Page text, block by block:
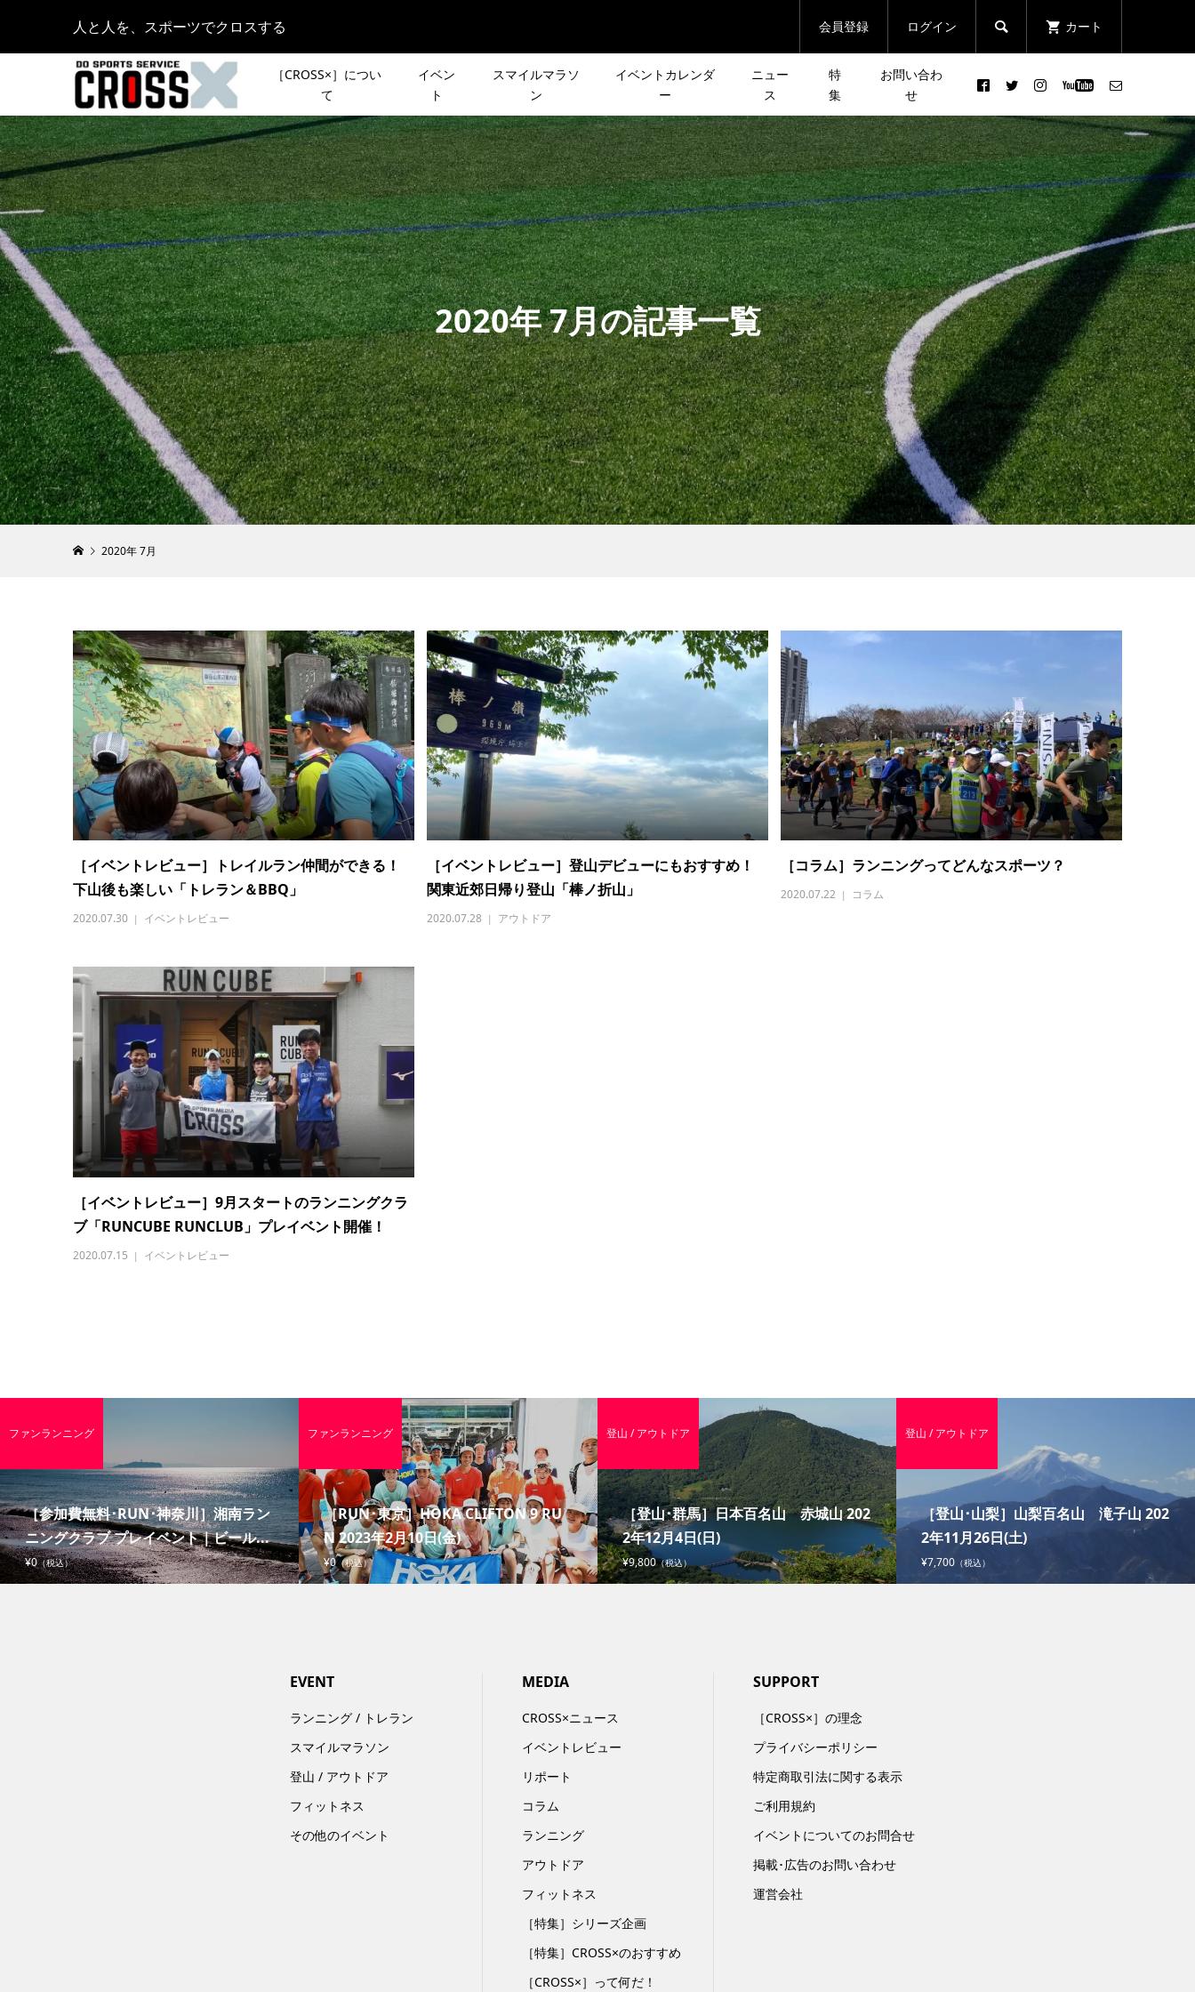
人と人を、スポーツでクロスする 会員登録 ログイン  カート
［CROSS×］につい
て
イベン
ト
スマイルマラソ
ン
イベントカレンダ
ー
ニュー
ス
特
集
お問い合わ
せ
【イベント情報】申し込みは
6月3日（月）まで！HOKA
DOWNHILL RUNが原宿と...
2024.06.01
フルマラソンへの道
③ASICS「GEL-KAYANO
29」シューズレビュー
2022.10.13
汚れた登山靴を丸洗いしてみ
た！［アウトドア×クリーニ
ング］
2021.09.12
［NEWS］3/19-21 中村優さ
んと富士吉田でワーケーショ
ンしませんか!?
2021.02.24
志村美希さんに会えるチャン
ス！｜「HOKA GROUP RUN
WITH MIKI SHIMURA」申...
2024.07.08
［イベント潜入］ニューバラ
ンス フレッシュフォーム体験
会に参加！
2022.05.31
2月前半のイベント情報
2022.01.24
［イベントレビュー］
GOGIRL 奥多摩ハイキング
＆BBQ
2020.10.28
［YouTube］4/24横浜シー
パークマラソン ゲスト 女子
高生ドラマー MIKI 5kmマ...
2021.02.16
［夏のシリーズ企画］
OUTDOOR DAY
KAMAKURA
皆さんの声で行き先が決まる
登山イベント「第2回 リクエ
スト登山」
皆さんの声で行き先が決まる
登山イベント「第3回 リクエ
スト登山」
12月26日(日)［CROSS×忘年
会］で1年の締めくくり！
［新シリーズ企画］皆さんの
声で行き先が決まる登山イベ
ント「リクエスト登山」
2020年 7月の記事一覧
2020年 7月
［イベントレビュー］トレイルラン仲間ができる！
下山後も楽しい「トレラン＆BBQ」
2020.07.30 イベントレビュー
［イベントレビュー］登山デビューにもおすすめ！
関東近郊日帰り登山「棒ノ折山」
2020.07.28 アウトドア
［コラム］ランニングってどんなスポーツ？
2020.07.22 コラム
［イベントレビュー］9月スタートのランニングクラ
ブ「RUNCUBE RUNCLUB」プレイベント開催！
2020.07.15 イベントレビュー
［参加費無料･RUN･神奈川］湘南ラン
ニングクラブ プレイベント｜ビール...
¥0（税込）
ファンランニング
［RUN･東京］HOKA CLIFTON 9 RU
N 2023年2月10日(金)
¥0（税込）
ファンランニング
［登山･群馬］日本百名山 赤城山 202
2年12月4日(日)
¥9,800（税込）
登山 / アウトドア
［登山･山梨］山梨百名山 滝子山 202
2年11月26日(土)
¥7,700（税込）
登山 / アウトドア
EVENT
ランニング / トレラン
スマイルマラソン
登山 / アウトドア
フィットネス
その他のイベント
MEDIA
CROSS×ニュース
イベントレビュー
リポート
コラム
ランニング
アウトドア
フィットネス
［特集］シリーズ企画
［特集］CROSS×のおすすめ
［CROSS×］って何だ！
SUPPORT
［CROSS×］の理念
プライバシーポリシー
特定商取引法に関する表示
ご利用規約
イベントについてのお問合せ
掲載･広告のお問い合わせ
運営会社